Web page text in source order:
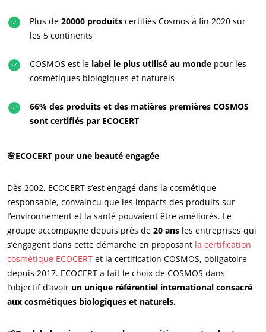
NOS ENGAGEMENTS RSE
Agir via nos prestations
Progresser avec nos équipes
S’investir pour notre environnement
Innover avec notre écosystème
Plus de 20000 produits certifiés Cosmos à fin 2020 sur
les 5 continents
COSMOS est le label le plus utilisé au monde pour les
cosmétiques biologiques et naturels
66% des produits et des matières premières COSMOS
sont certifiés par ECOCERT
🌸ECOCERT pour une beauté engagée
Dès 2002, ECOCERT s’est engagé dans la cosmétique
responsable, convaincu que les impacts des produits sur
l’environnement et la santé pouvaient être améliorés. Le
groupe accompagne depuis près de 20 ans les entreprises qui
s’engagent dans cette démarche en proposant la certification
cosmétique ECOCERT et la certification COSMOS, obligatoire
depuis 2017. ECOCERT a fait le choix de COSMOS dans
l’objectif d’avoir un unique référentiel international consacré
aux cosmétiques biologiques et naturels.